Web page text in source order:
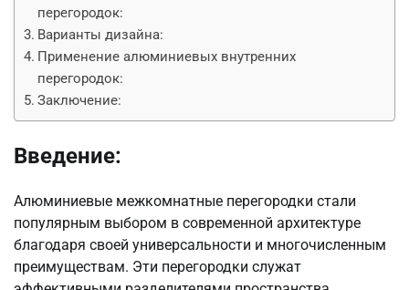
перегородок:
Варианты дизайна:
Применение алюминиевых внутренних
перегородок:
Заключение:
Введение:
Алюминиевые межкомнатные перегородки стали
популярным выбором в современной архитектуре
благодаря своей универсальности и многочисленным
преимуществам. Эти перегородки служат